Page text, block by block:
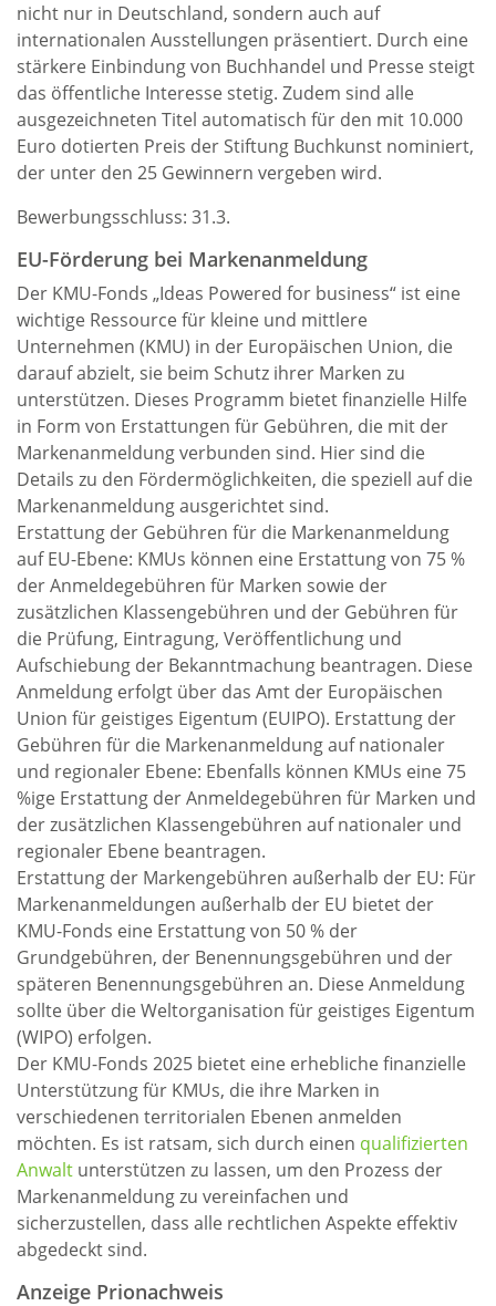
nicht nur in Deutschland, sondern auch auf
internationalen Ausstellungen präsentiert. Durch eine
stärkere Einbindung von Buchhandel und Presse steigt
das öffentliche Interesse stetig. Zudem sind alle
ausgezeichneten Titel automatisch für den mit 10.000
Euro dotierten Preis der Stiftung Buchkunst nominiert,
der unter den 25 Gewinnern vergeben wird.
Bewerbungsschluss: 31.3.
EU-Förderung bei Markenanmeldung
Der KMU-Fonds „Ideas Powered for business“ ist eine
wichtige Ressource für kleine und mittlere
Unternehmen (KMU) in der Europäischen Union, die
darauf abzielt, sie beim Schutz ihrer Marken zu
unterstützen. Dieses Programm bietet finanzielle Hilfe
in Form von Erstattungen für Gebühren, die mit der
Markenanmeldung verbunden sind. Hier sind die
Details zu den Fördermöglichkeiten, die speziell auf die
Markenanmeldung ausgerichtet sind.
Erstattung der Gebühren für die Markenanmeldung
auf EU-Ebene: KMUs können eine Erstattung von 75 %
der Anmeldegebühren für Marken sowie der
zusätzlichen Klassengebühren und der Gebühren für
die Prüfung, Eintragung, Veröffentlichung und
Aufschiebung der Bekanntmachung beantragen. Diese
Anmeldung erfolgt über das Amt der Europäischen
Union für geistiges Eigentum (EUIPO). Erstattung der
Gebühren für die Markenanmeldung auf nationaler
und regionaler Ebene: Ebenfalls können KMUs eine 75
%ige Erstattung der Anmeldegebühren für Marken und
der zusätzlichen Klassengebühren auf nationaler und
regionaler Ebene beantragen.
Erstattung der Markengebühren außerhalb der EU: Für
Markenanmeldungen außerhalb der EU bietet der
KMU-Fonds eine Erstattung von 50 % der
Grundgebühren, der Benennungsgebühren und der
späteren Benennungsgebühren an. Diese Anmeldung
sollte über die Weltorganisation für geistiges Eigentum
(WIPO) erfolgen.
Der KMU-Fonds 2025 bietet eine erhebliche finanzielle
Unterstützung für KMUs, die ihre Marken in
verschiedenen territorialen Ebenen anmelden
möchten. Es ist ratsam, sich durch einen qualifizierten
Anwalt unterstützen zu lassen, um den Prozess der
Markenanmeldung zu vereinfachen und
sicherzustellen, dass alle rechtlichen Aspekte effektiv
abgedeckt sind.
Anzeige Prionachweis